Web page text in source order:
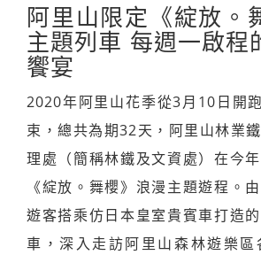
阿里山限定《綻放。
主題列車 每週一啟程
饗宴
2020年阿里山花季從3月10日開
束，總共為期32天，阿里山林業
理處（簡稱林鐵及文資處）在今
《綻放。舞櫻》浪漫主題遊程。
遊客搭乘仿日本皇室貴賓車打造
車，深入走訪阿里山森林遊樂區